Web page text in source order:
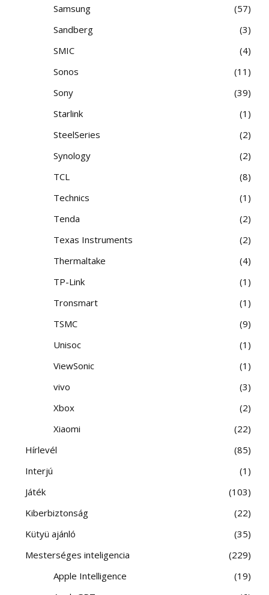
Samsung
57
Sandberg
3
SMIC
4
Sonos
11
Sony
39
Starlink
1
SteelSeries
2
Synology
2
TCL
8
Technics
1
Tenda
2
Texas Instruments
2
Thermaltake
4
TP-Link
1
Tronsmart
1
TSMC
9
Unisoc
1
ViewSonic
1
vivo
3
Xbox
2
Xiaomi
22
Hírlevél
85
Interjú
1
Játék
103
Kiberbiztonság
22
Kütyü ajánló
35
Mesterséges inteligencia
229
Apple Intelligence
19